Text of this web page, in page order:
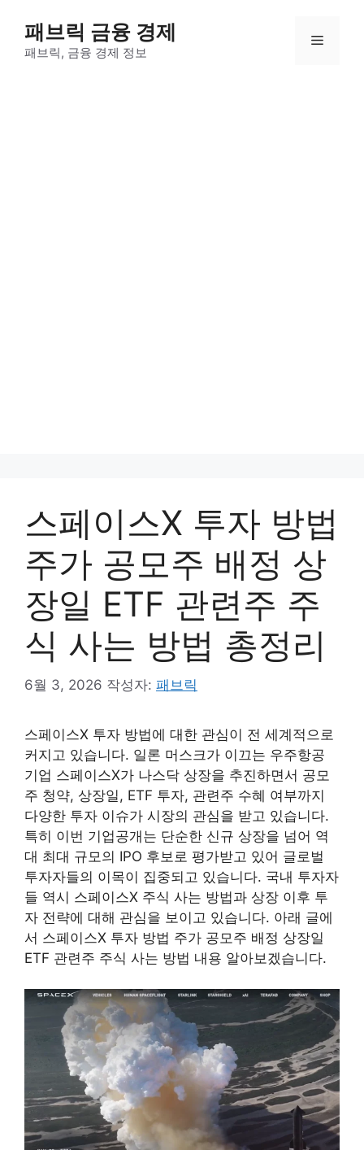
패브릭 금융 경제
패브릭, 금융 경제 정보
메
스페이스X 투자 방법
주가 공모주 배정 상
장일 ETF 관련주 주
식 사는 방법 총정리
6월 3, 2026 작성자: 패브릭
스페이스X 투자 방법에 대한 관심이 전 세계적으로
커지고 있습니다. 일론 머스크가 이끄는 우주항공
기업 스페이스X가 나스닥 상장을 추진하면서 공모
주 청약, 상장일, ETF 투자, 관련주 수혜 여부까지
다양한 투자 이슈가 시장의 관심을 받고 있습니다.
특히 이번 기업공개는 단순한 신규 상장을 넘어 역
대 최대 규모의 IPO 후보로 평가받고 있어 글로벌
투자자들의 이목이 집중되고 있습니다. 국내 투자자
들 역시 스페이스X 주식 사는 방법과 상장 이후 투
자 전략에 대해 관심을 보이고 있습니다. 아래 글에
서 스페이스X 투자 방법 주가 공모주 배정 상장일
ETF 관련주 주식 사는 방법 내용 알아보겠습니다.